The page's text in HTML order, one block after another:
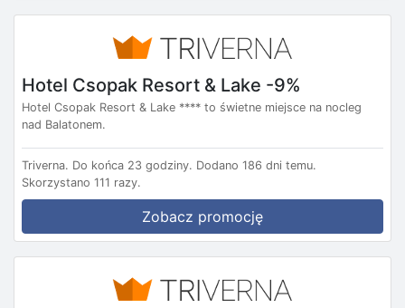
Hotel Csopak Resort & Lake -9%
Hotel Csopak Resort & Lake **** to świetne miejsce na nocleg
nad Balatonem.
Triverna. Do końca 23 godziny. Dodano 186 dni temu.
Skorzystano 111 razy.
Zobacz promocję